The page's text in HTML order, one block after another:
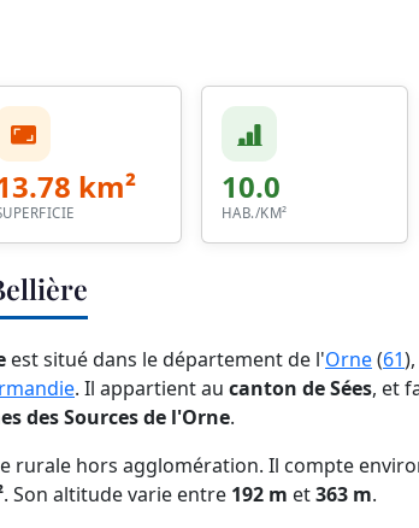
km² 10.0
HAB./KM²
est situé dans le département de l'Orne(61
. Il appartient au canton de Sées, et
des Sources de l'Orne.
rurale hors agglomération. Il compte
. Son altitude varie entre 192 m et363 m.